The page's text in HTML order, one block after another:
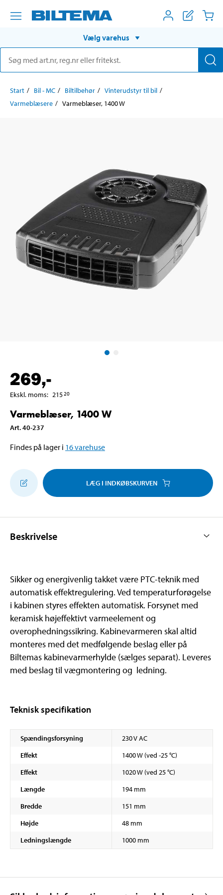
Vælg varehus
Start Bil - MC Biltilbehør
Vinterudstyr til bil
Varmeblæsere
Varmeblæser, 1400 W
269,-
Ekskl. moms: 21520
Varmeblæser, 1400 W
Art.40-237
Findes på lager i 16varehuse
LÆG I INDKØBSKURVEN
Beskrivelse
Sikker og energivenlig takket være PTC-teknik med
automatisk effektregulering. Ved temperaturforøgelse
i kabinen styres effekten automatisk. Forsynet med
keramisk højeffektivt varmeelement og
overophedningssikring. Kabinevarmeren skal altid
monteres med det medfølgende beslag eller på
Biltemas kabinevarmerhylde (sælges separat). Leveres
med beslag til vægmontering og ledning.
Teknisk specifikation
Spændingsforsyning
230 V AC
Effekt
1400 W (ved -25 °C)
Effekt
1020 W (ved 25 °C)
Længde
194 mm
Bredde
151 mm
Højde
48 mm
Ledningslængde
1000 mm